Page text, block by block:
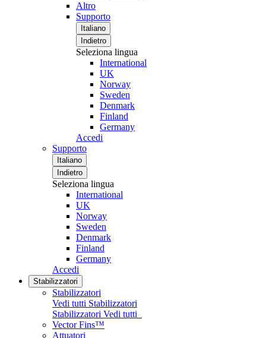
Altro
Supporto
Italiano
Indietro
Seleziona lingua
International
UK
Norway
Sweden
Denmark
Finland
Germany
Accedi
Supporto
Italiano
Indietro
Seleziona lingua
International
UK
Norway
Sweden
Denmark
Finland
Germany
Accedi
Stabilizzatori
Stabilizzatori
Vedi tutti Stabilizzatori
Stabilizzatori Vedi tutti
Vector Fins™
Attuatori